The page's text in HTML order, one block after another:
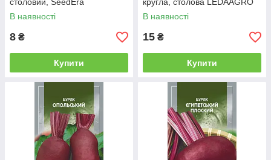
В наявності
8 ₴
Купити
В наявності
15 ₴
Купити